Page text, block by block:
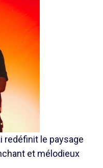
redéfinit le paysage
et mélodieux